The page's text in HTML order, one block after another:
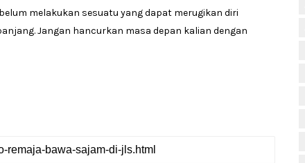
melakukan sesuatu yang dapat merugikan diri
Jangan hancurkan masa depan kalian dengan